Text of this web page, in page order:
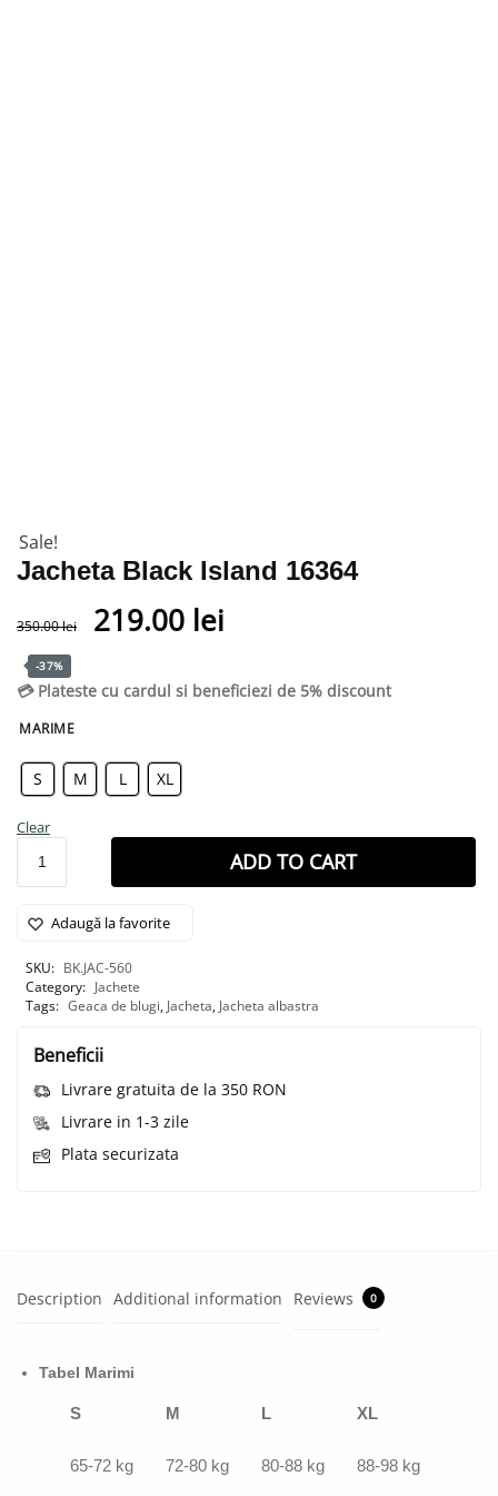
Sale!
Jacheta Black Island 16364
350.00lei 219.00 lei
-37%
💳 Plateste cu cardul si beneficiezi de 5% discount
MARIME
S M L XL
Clear
ADD TO CART
Adaugă la favorite
SKU: BK.JAC-560
Category: Jachete
Tags: Geaca de blugi, Jacheta, Jacheta albastra
Beneficii
Livrare gratuita de la 350 RON
Livrare in 1-3 zile
Plata securizata
Description Additional information Reviews 0
Tabel Marimi
S M L XL
65-72 kg 72-80 kg 80-88 kg 88-98 kg